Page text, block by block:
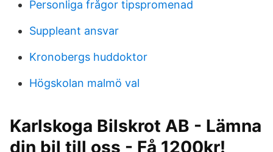
Personliga frågor tipspromenad
Suppleant ansvar
Kronobergs huddoktor
Högskolan malmö val
Karlskoga Bilskrot AB - Lämna
din bil till oss - Få 1200kr!